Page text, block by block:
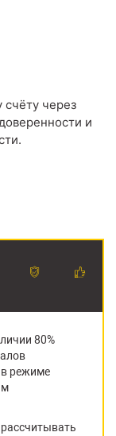
счёту через
и
80%
в режиме